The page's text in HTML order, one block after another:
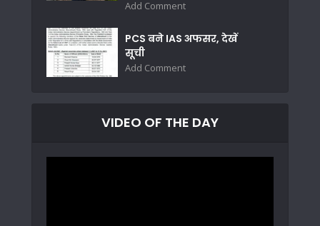
Add Comment
PCS बने IAS अफसर, देखें
सूची
Add Comment
VIDEO OF THE DAY